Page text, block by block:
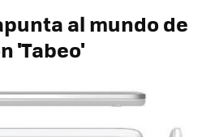
al mundo de
'Tabeo'